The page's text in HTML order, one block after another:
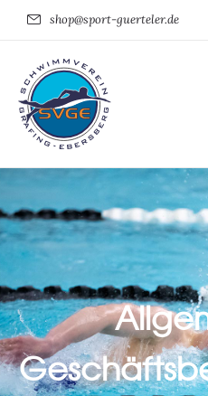
shop@sport-guerteler.de